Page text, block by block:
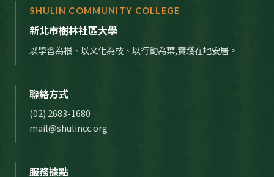
SHULIN COMMUNITY COLLEGE
新北市樹林社區大學
以學習為根、以文化為枝、以行動為葉,實踐在地安居。
聯絡方式
(02) 2683-1680
mail@shulincc.org
服務據點